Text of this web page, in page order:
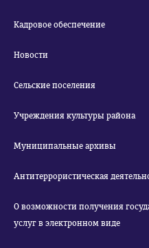
Кадровое обеспечение
Новости
Сельские поселения
Учреждения культуры района
Муниципальные архивы
Антитеррористическая
О возможности получения
услуг в электронном виде